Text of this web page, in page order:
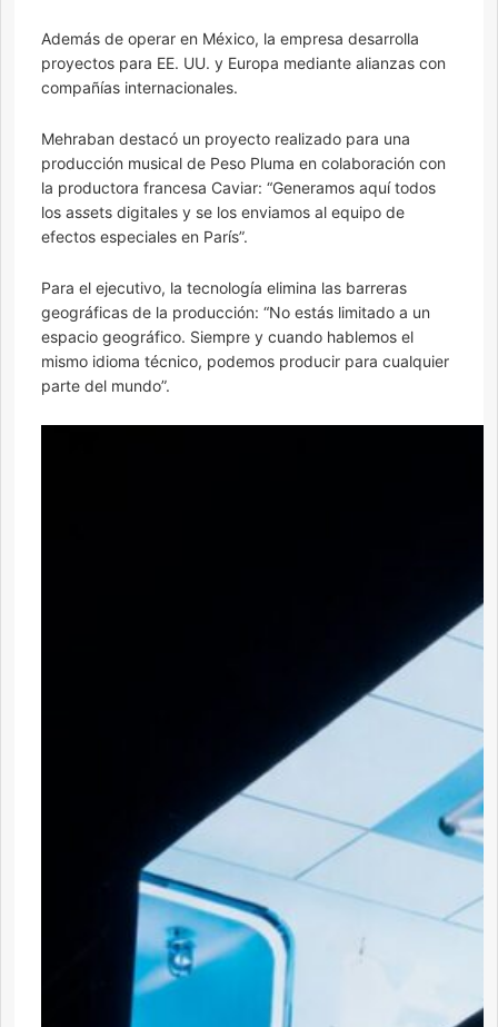
Además de operar en México, la empresa desarrolla
proyectos para EE. UU. y Europa mediante alianzas con
compañías internacionales.
Mehraban destacó un proyecto realizado para una
producción musical de Peso Pluma en colaboración con
la productora francesa Caviar: “Generamos aquí todos
los assets digitales y se los enviamos al equipo de
efectos especiales en París”.
Para el ejecutivo, la tecnología elimina las barreras
geográficas de la producción: “No estás limitado a un
espacio geográfico. Siempre y cuando hablemos el
mismo idioma técnico, podemos producir para cualquier
parte del mundo”.